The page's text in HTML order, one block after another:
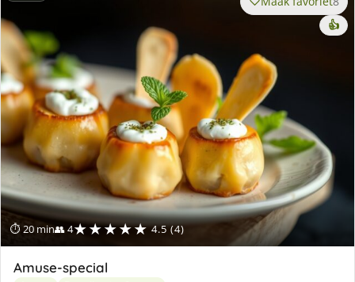
⏱ 20 min👥 4★★★★★ 4.5 (4)
👍
Amuse-special